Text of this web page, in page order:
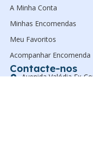
A Minha Conta
Minhas Encomendas
Meu Favoritos
Acompanhar Encomenda
Contacte-nos
Avenida Valódia Ex-